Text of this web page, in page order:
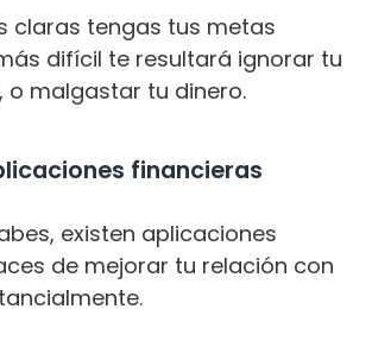
claras tengas tus metas
difícil te resultará ignorar tu
o malgastar tu dinero.
financieras
existen aplicaciones
de mejorar tu relación con